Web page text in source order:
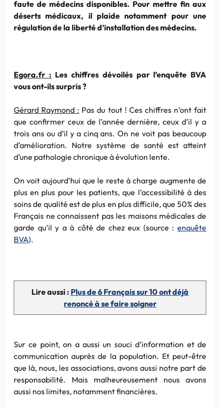
faute de médecins disponibles. Pour mettre fin aux
déserts médicaux, il plaide notamment pour une
régulation de la liberté d’installation des médecins.
Egora.fr : Les chiffres dévoilés par l’enquête BVA
vous ont-ils surpris ?
Gérard Raymond : Pas du tout ! Ces chiffres n’ont fait
que confirmer ceux de l’année dernière, ceux d’il y a
trois ans ou d’il y a cinq ans. On ne voit pas beaucoup
d’amélioration. Notre système de santé est atteint
d’une pathologie chronique à évolution lente.
On voit aujourd’hui que le reste à charge augmente de
plus en plus pour les patients, que l’accessibilité à des
soins de qualité est de plus en plus difficile, que 50% des
Français ne connaissent pas les maisons médicales de
garde qu’il y a à côté de chez eux (source : enquête
BVA).
Lire aussi : Plus de 6 Français sur 10 ont déjà
renoncé à se faire soigner
Sur ce point, on a aussi un souci d’information et de
communication auprès de la population. Et peut-être
que là, nous, les associations, avons aussi notre part de
responsabilité. Mais malheureusement nous avons
aussi nos limites, notamment financières.